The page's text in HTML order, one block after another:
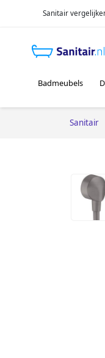
Sanitair
Badmeubels
Sanitair